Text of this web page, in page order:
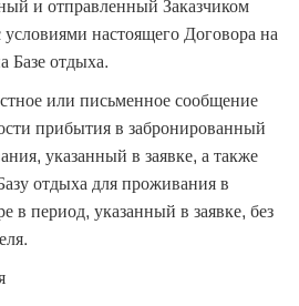
и отправленный Заказчиком
условиями настоящего Договора на
Базе отдыха.
или письменное сообщение
прибытия в забронированный
указанный в заявке, а также
отдыха для проживания в
в период, указанный в заявке, без